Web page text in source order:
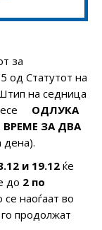
за
од Статутот на
на седница
ОДЛУКА
ЗА ДВА
дена).
и 19.12ќе
до 2 по
наоѓаат во
продолжат